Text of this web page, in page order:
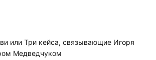
или Три кейса, связывающие Игоря
Медведчуком